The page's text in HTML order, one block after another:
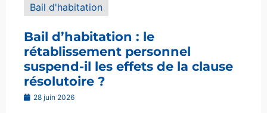
Bail d'habitation
Bail d’habitation : le
rétablissement personnel
suspend-il les effets de la clause
résolutoire ?
28 juin 2026